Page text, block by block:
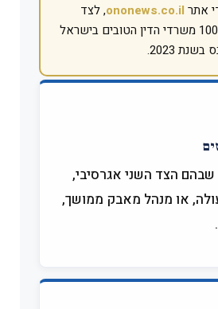
ononews.co.il, לצד
בחירתו בין 100 משרדי הדין הטובים בישראל
2023.
הצד השני אגרסיבי,
או מנהל מאבק ממושך,